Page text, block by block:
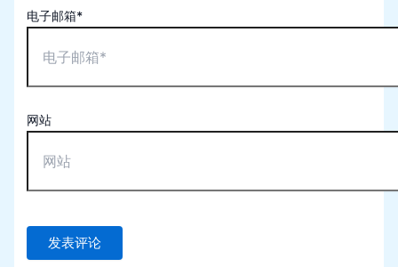
电子邮箱*
网站